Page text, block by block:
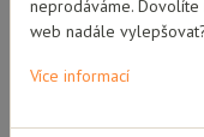
péči
Seminář
neprodáváme. Dovolíte
web nadále
Více informací